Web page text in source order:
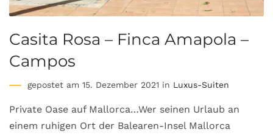
Casita Rosa – Finca Amapola –
Campos
gepostet am 15. Dezember 2021 in Luxus-Suiten
Private Oase auf Mallorca…Wer seinen Urlaub an
einem ruhigen Ort der Balearen-Insel Mallorca